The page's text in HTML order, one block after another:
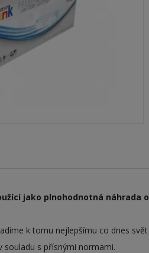
jako plnohodnotná
k tomu nejlepšímu co dnes
souladu s přísnými normami.